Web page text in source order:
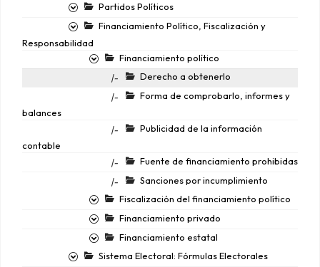
Partidos Políticos
Financiamiento Político, Fiscalización y
Responsabilidad
Financiamiento político
|-
Derecho a obtenerlo
|-
Forma de comprobarlo, informes y
balances
|-
Publicidad de la información
contable
|-
Fuente de financiamiento prohibidas
|-
Sanciones por incumplimiento
Fiscalización del financiamiento político
Financiamiento privado
Financiamiento estatal
Sistema Electoral: Fórmulas Electorales